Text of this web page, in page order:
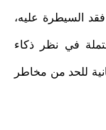
السيطرة عليه،
في نظر ذكاء
للحد من مخاطر